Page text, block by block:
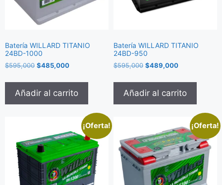
Batería WILLARD TITANIO
24BD-1000
$595,000 $485,000
Añadir al carrito
Batería WILLARD TITANIO
24BD-950
$595,000 $489,000
Añadir al carrito
¡Oferta! ¡Oferta!